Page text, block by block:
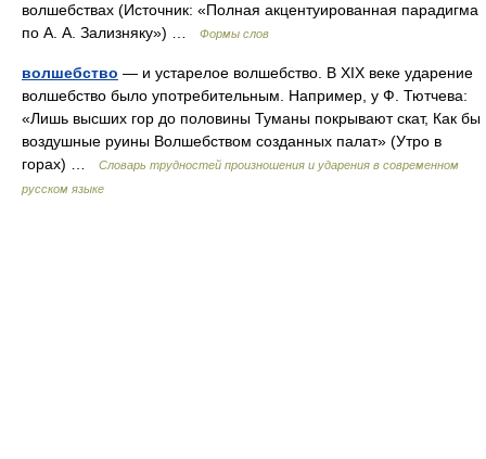
волшебствах (Источник: «Полная акцентуированная парадигма
по А. А. Зализняку») …
Формы слов
волшебство — и устарелое волшебство. В XIX веке ударение
волшебство было употребительным. Например, у Ф. Тютчева:
«Лишь высших гор до половины Туманы покрывают скат, Как бы
воздушные руины Волшебством созданных палат» (Утро в
горах) …
Словарь трудностей произношения и ударения в современном
русском языке